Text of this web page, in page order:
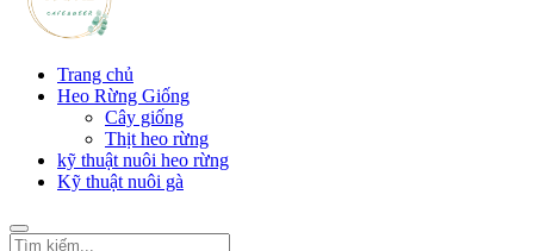
Trang chủ
Heo Rừng Giống
Cây giống
Thịt heo rừng
kỹ thuật nuôi heo rừng
Kỹ thuật nuôi gà